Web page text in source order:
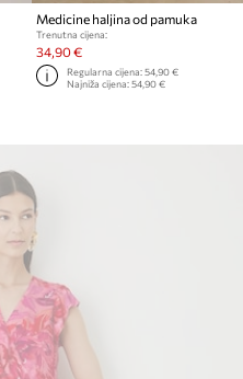
Medicine haljina od pamuka
Trenutna cijena:
34,90 €
Regularna cijena: 54,90 €
Najniža cijena: 54,90 €